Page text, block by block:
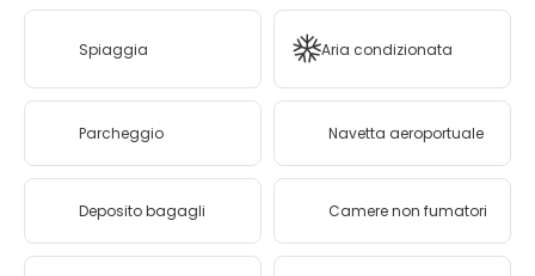
Spiaggia Aria condizionata
Parcheggio Navetta aeroportuale
Deposito bagagli Camere non fumatori